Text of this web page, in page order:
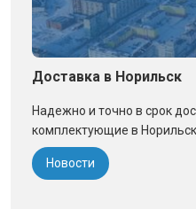
Доставка в Норильск
Надежно и точно в срок
комплектующие в Норильск
Новости